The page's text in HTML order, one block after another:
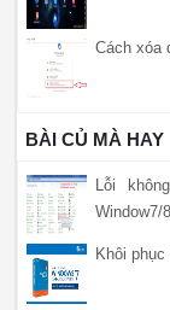
Cách xóa
BÀI CỦ MÀ HAY
Lỗi
Window7/
Khôi